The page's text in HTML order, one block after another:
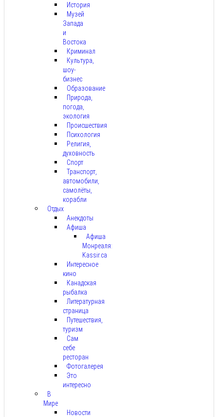
История
Музей
Запада
и
Востока
Криминал
Культура,
шоу-
бизнес
Образование
Природа,
погода,
экология
Происшествия
Психология
Религия,
духовность
Спорт
Транспорт,
автомобили,
самолёты,
корабли
Отдых
Анекдоты
Афиша
Афиша
Монреаля:
Kassir.ca
Интересное
кино
Канадская
рыбалка
Литературная
страница
Путешествия,
туризм
Сам
себе
ресторан
Фотогалерея
Это
интересно
В
Мире
Новости